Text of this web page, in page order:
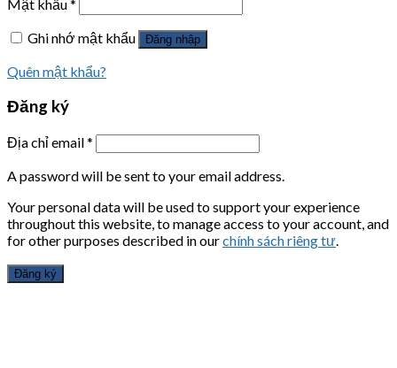
Mật khẩu*
Ghi nhớ mật khẩu
Đăng nhập
Quên mật khẩu?
Đăng ký
Địa chỉ email*
A password will be sent to your email address.
Your personal data will be used to support your experience
throughout this website, to manage access to your account, and
for other purposes described in ourchính sách riêng tư.
Đăng ký